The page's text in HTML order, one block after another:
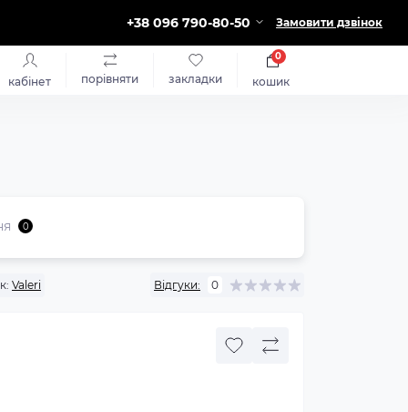
+38 096 790-80-50 Замовити дзвінок
кабінет порівняти закладки кошик
0
0
Valeri Відгуки: 0